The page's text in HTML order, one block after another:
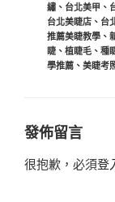
繡、 台北美甲 、
台北美睫店、 台
推薦美睫教學、
睫、 植睫毛、 種
學推薦、 美睫考
發佈留言
很抱歉，必須登